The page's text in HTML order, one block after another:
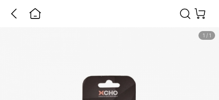
1 / 1